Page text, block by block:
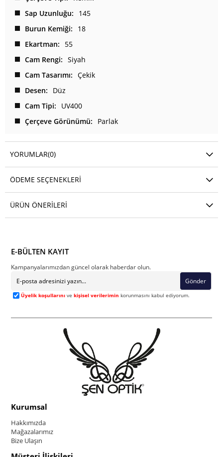
Sap Uzunluğu
145
Burun Kemiği
18
Ekartman
55
Cam Rengi
Siyah
Cam Tasarımı
Çekik
Desen
Düz
Cam Tipi
UV400
Çerçeve Görünümü
Parlak
YORUMLAR(0)
ÖDEME SEÇENEKLERI
ÜRÜN ÖNERILERI
E-BÜLTEN KAYIT
Kampanyalarımızdan güncel olarak haberdar olun.
Gönder
Üyelik koşullarını vekişisel verilerimin korunmasını kabul ediyorum.
Kurumsal
Hakkımızda
Mağazalarımız
Bize Ulaşın